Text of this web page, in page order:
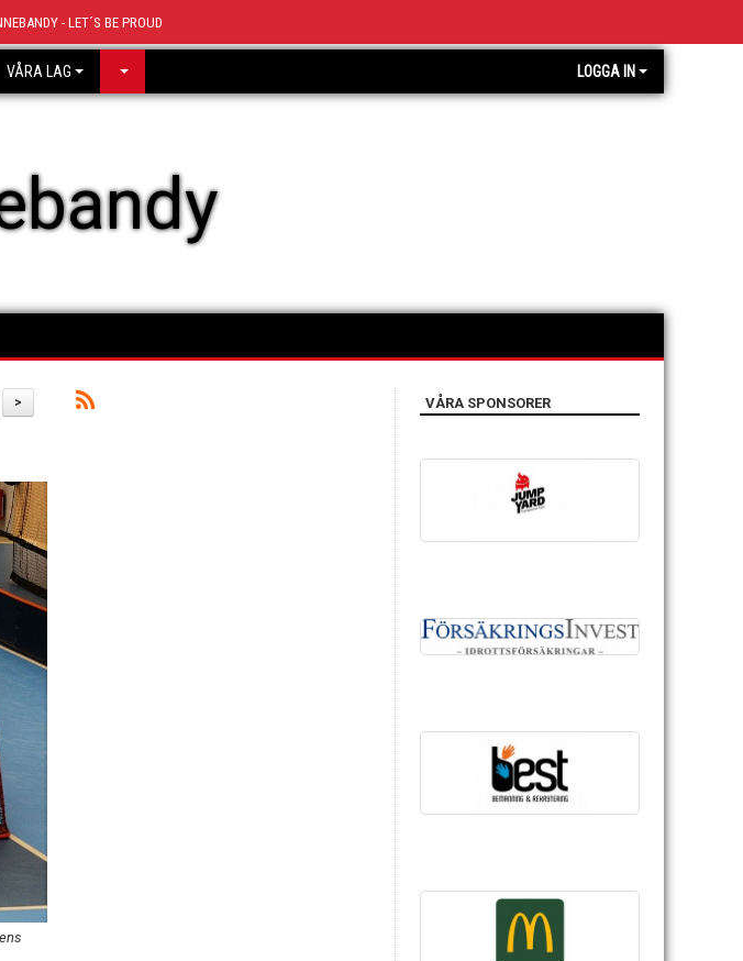
- LET´S BE PROUD
VÅRA LAG LOGGA IN
> VÅRA SPONSORER